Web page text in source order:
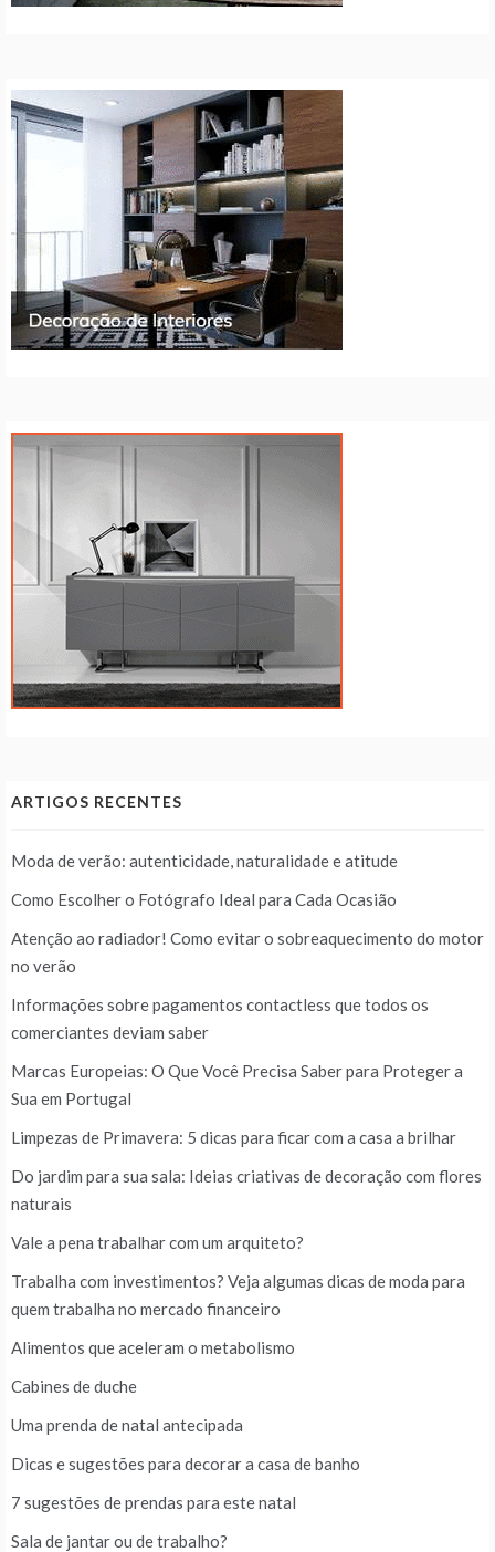
ARTIGOS RECENTES
Moda de verão: autenticidade, naturalidade e atitude
Como Escolher o Fotógrafo Ideal para Cada Ocasião
Atenção ao radiador! Como evitar o sobreaquecimento do motor
no verão
Informações sobre pagamentos contactless que todos os
comerciantes deviam saber
Marcas Europeias: O Que Você Precisa Saber para Proteger a
Sua em Portugal
Limpezas de Primavera: 5 dicas para ficar com a casa a brilhar
Do jardim para sua sala: Ideias criativas de decoração com flores
naturais
Vale a pena trabalhar com um arquiteto?
Trabalha com investimentos? Veja algumas dicas de moda para
quem trabalha no mercado financeiro
Alimentos que aceleram o metabolismo
Cabines de duche
Uma prenda de natal antecipada
Dicas e sugestões para decorar a casa de banho
7 sugestões de prendas para este natal
Sala de jantar ou de trabalho?